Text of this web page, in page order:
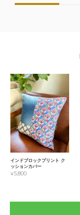
インドブロックプリント ク
ッションカバー
¥5,800